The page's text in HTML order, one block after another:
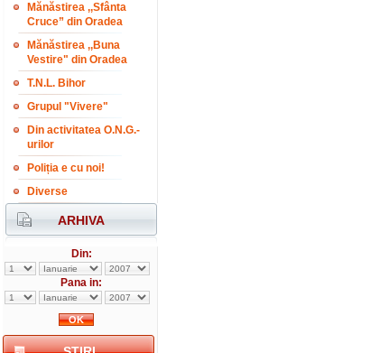
Mănăstirea ,,Sfânta
Cruce” din Oradea
Mănăstirea ,,Buna
Vestire" din Oradea
T.N.L. Bihor
Grupul "Vivere"
Din activitatea O.N.G.-
urilor
Poliția e cu noi!
Diverse
ARHIVA
Din:
Pana in: